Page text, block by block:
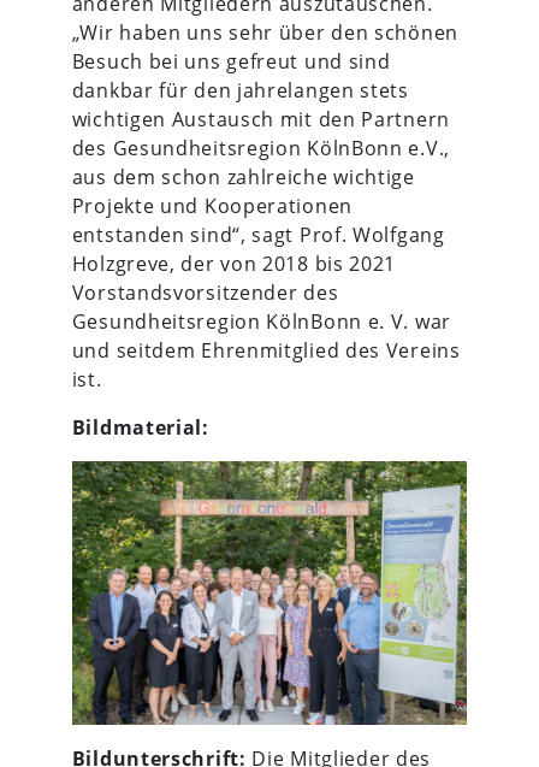
„Wir haben uns sehr über den schönen
Besuch bei uns gefreut und sind
dankbar für den jahrelangen stets
wichtigen Austausch mit den Partnern
des Gesundheitsregion KölnBonn e.V.,
aus dem schon zahlreiche wichtige
Projekte und Kooperationen
entstanden sind“, sagt Prof. Wolfgang
Holzgreve, der von 2018 bis 2021
Vorstandsvorsitzender des
Gesundheitsregion KölnBonn e. V. war
und seitdem Ehrenmitglied des Vereins
ist.
Bildmaterial:
Bildunterschrift: Die Mitglieder des